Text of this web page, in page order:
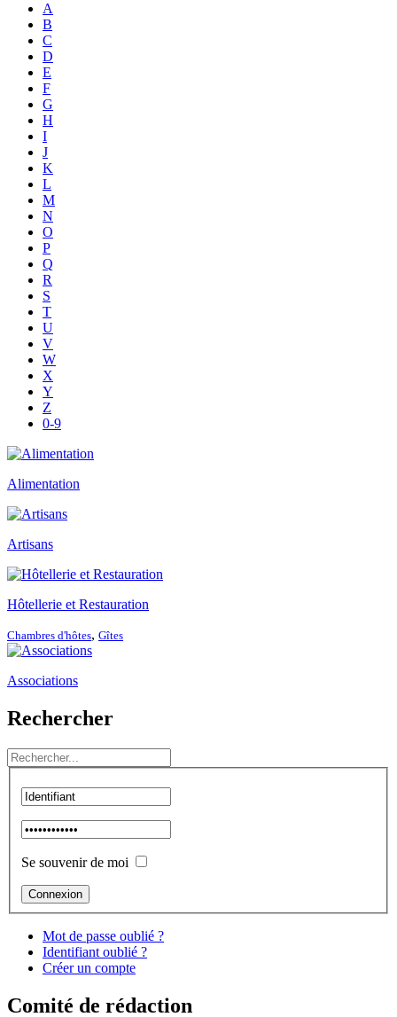
A
B
C
D
E
F
G
H
I
J
K
L
M
N
O
P
Q
R
S
T
U
V
W
X
Y
Z
0-9
Alimentation
Artisans
Hôtellerie et Restauration
Chambres d'hôtes, Gîtes
Associations
Rechercher
Se souvenir de moi
Mot de passe oublié ?
Identifiant oublié ?
Créer un compte
Comité de rédaction